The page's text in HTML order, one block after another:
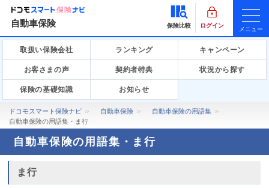
自動車保険 保険比較 ログイン
メニュー
取扱い保険会社 ランキング キャンペーン
お客さまの声 契約者特典 状況から探す
保険の基礎知識 お知らせ
ドコモスマート保険ナビ 自動車保険
自動車保険の用語集
自動車保険の用語集・ま行
自動車保険の用語集・ま行
ま行